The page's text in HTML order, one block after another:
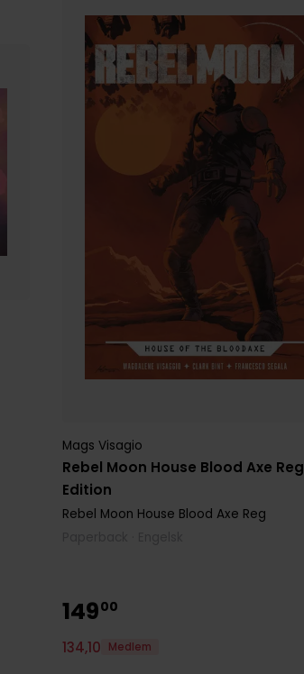
Rebel Moon House Blood Axe Reg
Edition
Mags Visagio
Rebel Moon House Blood Axe Reg
14900
134,10 Medlem